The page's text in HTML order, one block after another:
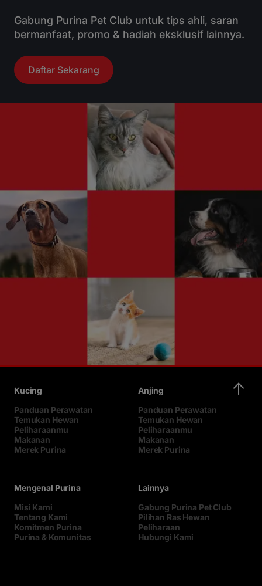
Gabung Purina Pet Club untuk tips ahli, saran
bermanfaat, promo & hadiah eksklusif lainnya.
Daftar Sekarang
Kucing
Panduan Perawatan
Temukan Hewan
Peliharaanmu
Makanan
Merek Purina
Anjing
Panduan Perawatan
Temukan Hewan
Peliharaanmu
Makanan
Merek Purina
Mengenal Purina
Misi Kami
Tentang Kami
Komitmen Purina
Purina & Komunitas
Lainnya
Gabung Purina Pet Club
Pilihan Ras Hewan
Peliharaan
Hubungi Kami